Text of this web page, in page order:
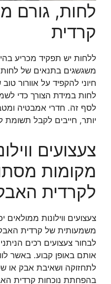
לחות, גורם
קרדית
ללחות יש תפקיד מכריע
חיוני להקפיד על אוורור
לחות במידת הצורך כדי
לסף זה. חדרי אמבטיה
יותר, חייבים לקבל תשומת
צעצועים
מקומות
לקרדית
צעצועים ווילונות ממולאים
משמעותית של קרדית
לבחור צעצועים רכים
אותם באופן קבוע. באשר
לתחזוקה ושאיבת אבק או
בהפחתת נוכחות קרדית